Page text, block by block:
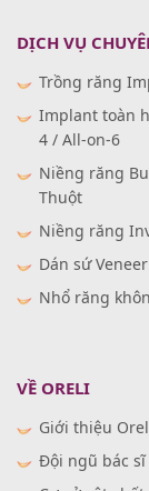
DỊCH VỤ
Trồng răng
Implant toàn
4 / All-on-6
Niềng răng
Thuột
Niềng răng
Dán sứ Veneer
Nhổ răng khôn
VỀ ORELI
Giới thiệu
Đội ngũ bác sĩ